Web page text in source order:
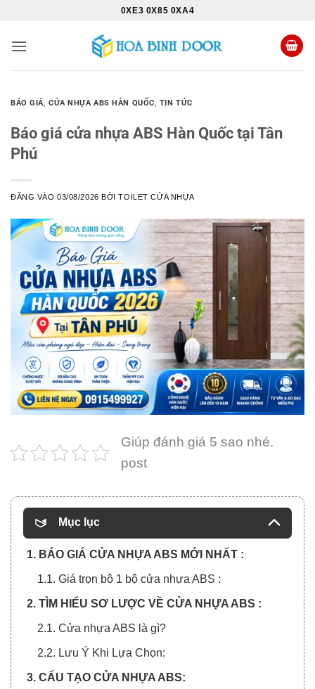
nội
0XE3 0X85 0XA4
BÁO GIÁ,CỬA NHỰA ABS HÀN QUỐC, TIN TỨC
Báo giá cửa nhựa ABS Hàn Quốc tại Tân
Phú
ĐĂNG VÀO03/08/2026 BỞITOILET CỬA NHỰA
Giúp đánh giá 5 sao nhé.
post
Mục lục
1. BÁO GIÁ CỬA NHỰA ABS MỚI NHẤT :
1.1. Giá trọn bộ 1 bộ cửa nhựa ABS :
2. TÌM HIỂU SƠ LƯỢC VỀ CỬA NHỰA ABS :
2.1. Cửa nhựa ABS là gì?
2.2. Lưu Ý Khi Lựa Chọn:
3. CẤU TẠO CỬA NHỰA ABS: